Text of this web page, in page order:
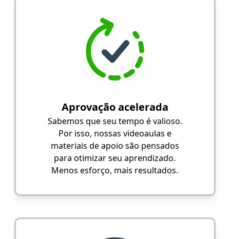
Aprovação acelerada
Sabemos que seu tempo é valioso.
Por isso, nossas videoaulas e
materiais de apoio são pensados
para otimizar seu aprendizado.
Menos esforço, mais resultados.